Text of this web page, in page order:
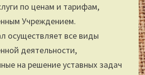
по ценам и тарифам,
Учреждением.
осуществляет все виды
деятельности,
на решение уставных задач